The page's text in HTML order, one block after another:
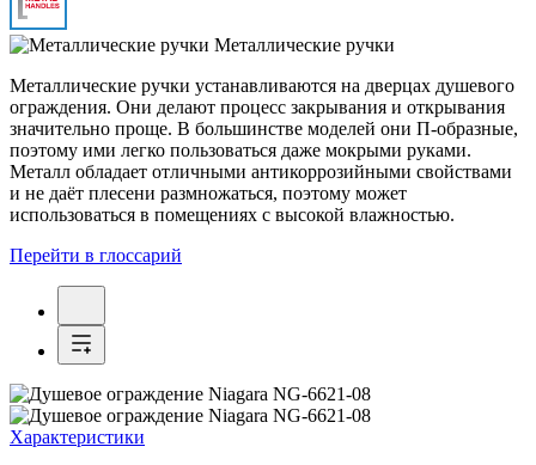
Металлические ручки
Металлические ручки устанавливаются на дверцах душевого
ограждения. Они делают процесс закрывания и открывания
значительно проще. В большинстве моделей они П-образные,
поэтому ими легко пользоваться даже мокрыми руками.
Металл обладает отличными антикоррозийными свойствами
и не даёт плесени размножаться, поэтому может
использоваться в помещениях с высокой влажностью.
Перейти в глоссарий
Характеристики